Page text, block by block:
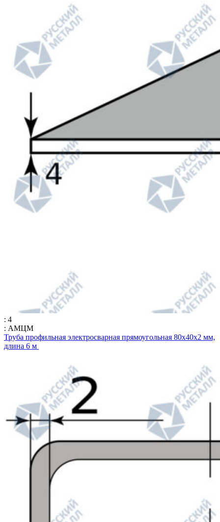
: 4
: АМЦМ
Труба профильная электросварная прямоугольная 80х40х2 мм,
длина 6 м